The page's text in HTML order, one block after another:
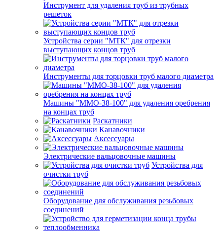
Инструмент для удаления труб из трубных
решеток
Устройства серии "МТК" для отрезки
выступающих концов труб
Инструменты для торцовки труб малого диаметра
Машины "ММО-38-100" для удаления оребрения
на концах труб
Раскатники
Канавочники
Аксессуары
Электрические вальцовочные машины
Устройства для
очистки труб
Оборудование для обслуживания резьбовых
соединений